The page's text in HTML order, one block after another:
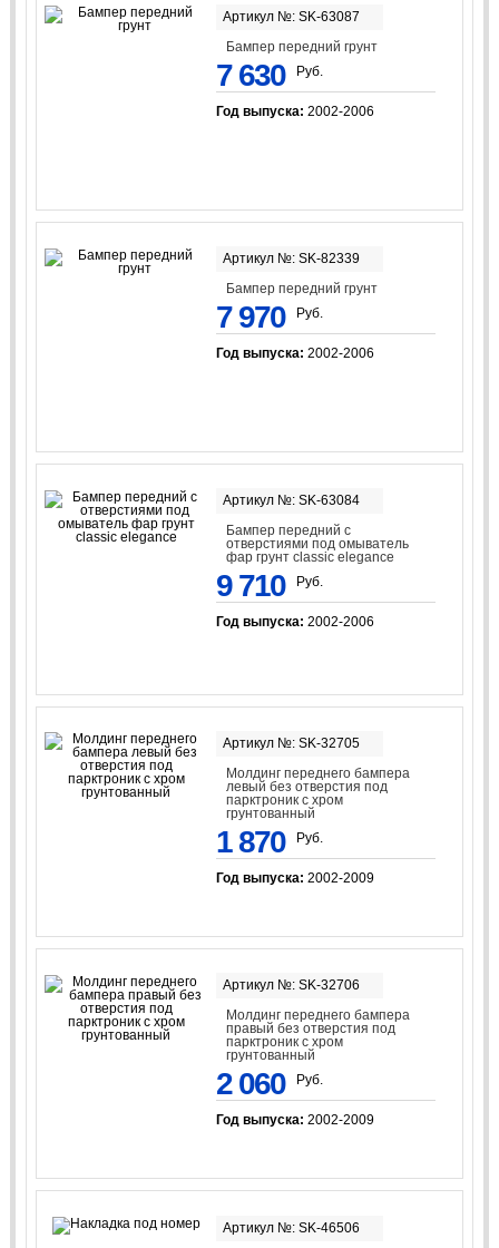
Артикул №: SK-63087
Бампер передний грунт
7 630 Руб.
Год выпуска: 2002-2006
Артикул №: SK-82339
Бампер передний грунт
7 970 Руб.
Год выпуска: 2002-2006
Артикул №: SK-63084
Бампер передний с
отверстиями под омыватель
фар грунт classic elegance
9 710 Руб.
Год выпуска: 2002-2006
Артикул №: SK-32705
Молдинг переднего бампера
левый без отверстия под
парктроник с хром
грунтованный
1 870 Руб.
Год выпуска: 2002-2009
Артикул №: SK-32706
Молдинг переднего бампера
правый без отверстия под
парктроник с хром
грунтованный
2 060 Руб.
Год выпуска: 2002-2009
Артикул №: SK-46506